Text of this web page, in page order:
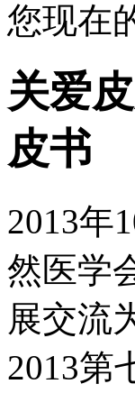
您现在
关爱
皮书
2013年
然医学
展交流
2013第